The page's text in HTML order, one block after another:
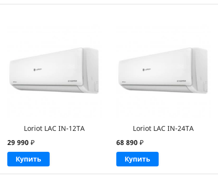
Loriot LAC IN-12TA
29 990 ₽
Купить
Loriot LAC IN-24TA
68 890₽
Купить